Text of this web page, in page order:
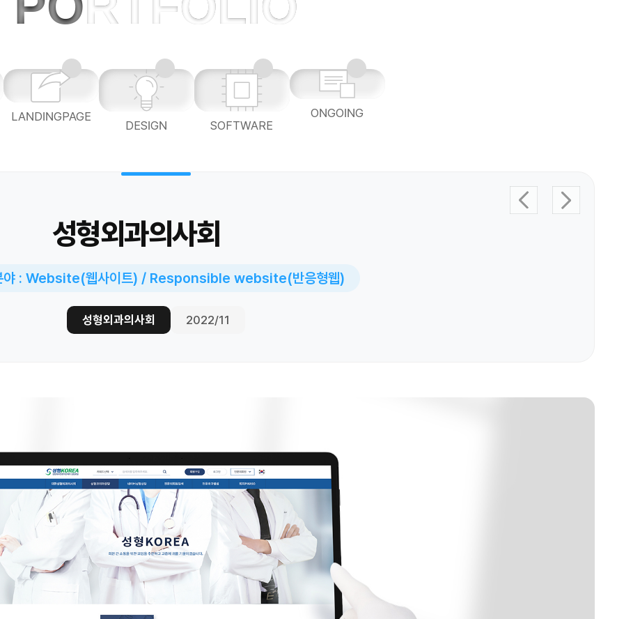
LANDINGPAGE
DESIGN SOFTWARE
ONGOING
성형외과의사회
야 : Website(웹사이트) / Responsible website(반응형웹)
성형외과의사회 2022/11